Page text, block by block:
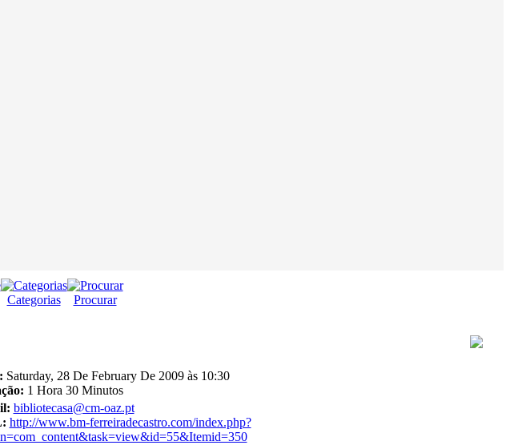
Categorias Procurar
Saturday, 28 De February De 2009 às 10:30
1 Hora 30 Minutos
bibliotecasa@cm-oaz.pt
http://www.bm-ferreiradecastro.com/index.php?